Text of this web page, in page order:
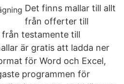
Det finns mallar till allt
från offerter till
testamente till
är gratis att ladda ner
för Word och Excel,
programmen för